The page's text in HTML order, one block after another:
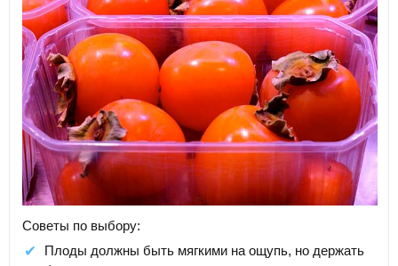
Советы по выбору:
Плоды должны быть мягкими на ощупь, но держать